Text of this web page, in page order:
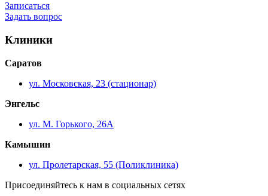
Записаться
Задать вопрос
Клиники
Саратов
ул. Московская, 23 (стационар)
Энгельс
ул. М. Горького, 26А
Камышин
ул. Пролетарская, 55 (Поликлиника)
Присоединяйтесь к нам в социальных сетях